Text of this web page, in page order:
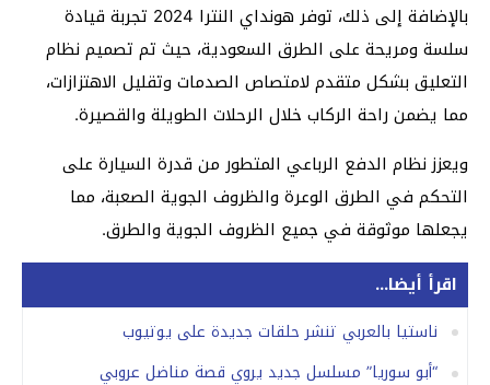
بالإضافة إلى ذلك، توفر هونداي النترا 2024 تجربة قيادة
سلسة ومريحة على الطرق السعودية، حيث تم تصميم نظام
التعليق بشكل متقدم لامتصاص الصدمات وتقليل الاهتزازات،
مما يضمن راحة الركاب خلال الرحلات الطويلة والقصيرة.
ويعزز نظام الدفع الرباعي المتطور من قدرة السيارة على
التحكم في الطرق الوعرة والظروف الجوية الصعبة، مما
يجعلها موثوقة في جميع الظروف الجوية والطرق.
اقرأ أيضا...
ناستيا بالعربي تنشر حلقات جديدة على يوتيوب
“أبو سوريا” مسلسل جديد يروي قصة مناضل عروبي